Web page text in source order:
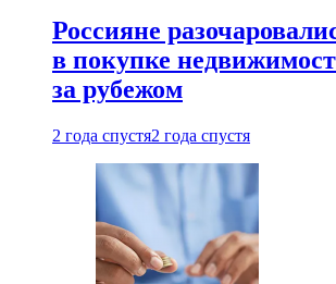
Россияне
в покупке
за рубежом
2 года спустя2 года спустя